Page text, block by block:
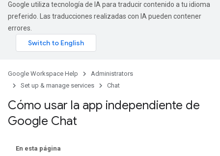
Google utiliza tecnología de IA para traducir contenido a tu idioma
preferido. Las traducciones realizadas con IA pueden contener
errores.
Google Workspace Help
Administrators
Set up & manage services
Chat
Cómo usar la app independiente de
Google Chat
En esta página